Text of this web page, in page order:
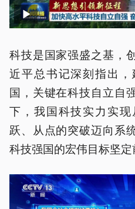
科技是国家强盛之基，
近平总书记深刻指出
国，关键在科技自立自
下，我国科技实力实
跃、从点的突破迈向系
科技强国的宏伟目标坚定